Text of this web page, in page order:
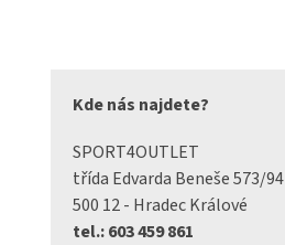
Kde nás najdete?
SPORT4OUTLET
třída Edvarda Beneše 573/94
500 12 - Hradec Králové
tel.: 603 459 861